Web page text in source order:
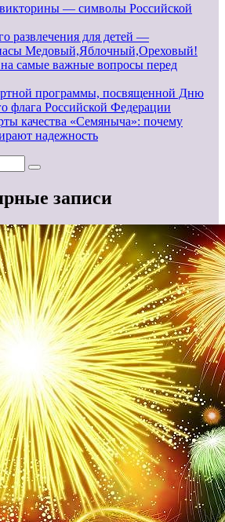
— символы Российской
развлечения для детей —
Медовый,Яблочный,Ореховый!
самые важные вопросы перед
программы, посвященной Дню
флага Российской Федерации
качества «Семяныча»: почему
надежность
записи